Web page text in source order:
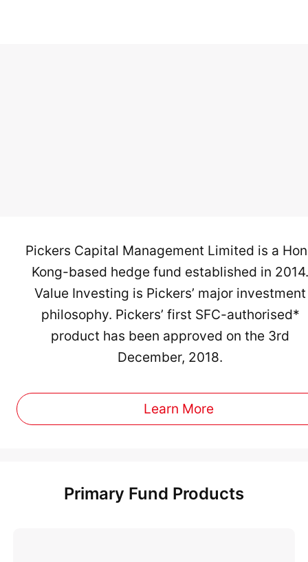
Pickers Capital Management Limited is a
Kong-based hedge fund established in
Value Investing is Pickers’ major investment
philosophy. Pickers’ first SFC-authorised*
product has been approved on the 3rd
December, 2018.
Learn More
Primary Fund Products